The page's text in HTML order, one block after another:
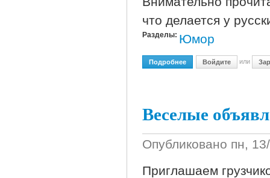
что делается у
Разделы: Юмор
Подробнее О Русские!
Войдите или
Веселые
Опубликовано пн,
Приглашаем